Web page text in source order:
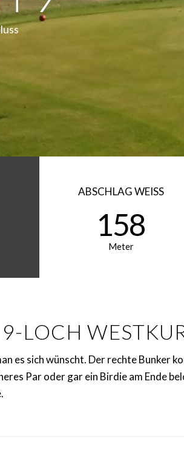
ABSCHLAG WEISS
158
Meter
LOCH
es sich wünscht. Der rechte Bunker
Par oder gar ein Birdie am Ende